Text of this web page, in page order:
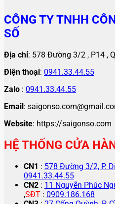
CÔNG TY TNHH
SỐ
Địa chỉ: 578 Đường 3/2 , P14 ,
Điện thoại: 0941.33.44.55
Zalo : 0941.33.44.55
Email:
Website: https://saigonso.com
HỆ THỐNG CỬA
CN1 : 578 Đường 3/2, P.
0941.33.44.55
CN2 : 11 Nguyễn Phúc
,SĐT : 0909.186.168